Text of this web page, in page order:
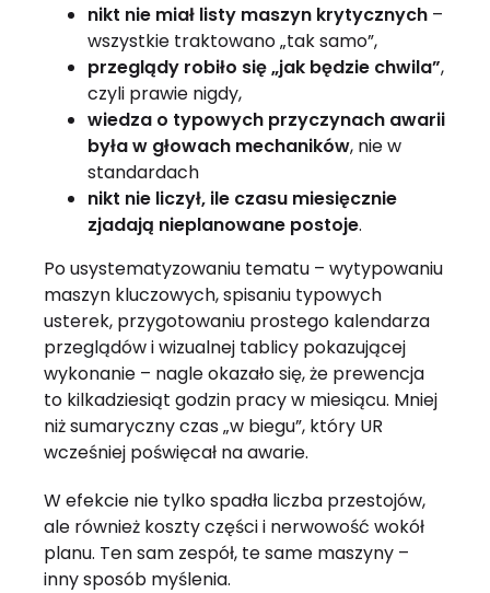
nikt nie miał listy maszyn krytycznych –
wszystkie traktowano „tak samo”,
przeglądy robiło się „jak będzie chwila”,
czyli prawie nigdy,
wiedza o typowych przyczynach awarii
była w głowach mechaników, nie w
standardach
nikt nie liczył, ile czasu miesięcznie
zjadają nieplanowane postoje.
Po usystematyzowaniu tematu – wytypowaniu
maszyn kluczowych, spisaniu typowych
usterek, przygotowaniu prostego kalendarza
przeglądów i wizualnej tablicy pokazującej
wykonanie – nagle okazało się, że prewencja
to kilkadziesiąt godzin pracy w miesiącu. Mniej
niż sumaryczny czas „w biegu”, który UR
wcześniej poświęcał na awarie.
W efekcie nie tylko spadła liczba przestojów,
ale również koszty części i nerwowość wokół
planu. Ten sam zespół, te same maszyny –
inny sposób myślenia.